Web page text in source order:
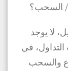
السحب؟
لا يوجد
في
والسحب